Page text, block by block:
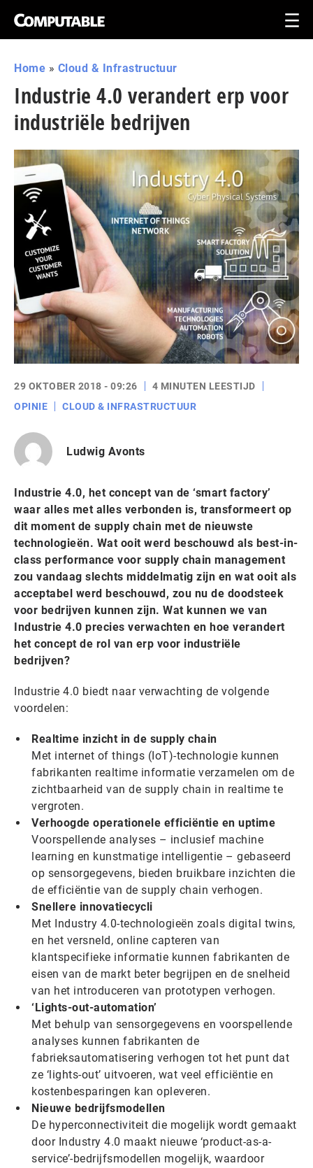
Home » Cloud & Infrastructuur
Industrie 4.0 verandert erp voor
industriële bedrijven
29 OKTOBER 2018 - 09:26
4 MINUTEN LEESTIJD
OPINIE
CLOUD & INFRASTRUCTUUR
Ludwig Avonts
Industrie 4.0, het concept van de ‘smart factory’
waar alles met alles verbonden is, transformeert op
dit moment de supply chain met de nieuwste
technologieën. Wat ooit werd beschouwd als best-in-
class performance voor supply chain management
zou vandaag slechts middelmatig zijn en wat ooit als
acceptabel werd beschouwd, zou nu de doodsteek
voor bedrijven kunnen zijn. Wat kunnen we van
Industrie 4.0 precies verwachten en hoe verandert
het concept de rol van erp voor industriële
bedrijven?
Industrie 4.0 biedt naar verwachting de volgende
voordelen:
Realtime inzicht in de supply chain
Met internet of things (IoT)-technologie kunnen
fabrikanten realtime informatie verzamelen om de
zichtbaarheid van de supply chain in realtime te
vergroten.
Verhoogde operationele efficiëntie en uptime
Voorspellende analyses – inclusief machine
learning en kunstmatige intelligentie – gebaseerd
op sensorgegevens, bieden bruikbare inzichten die
de efficiëntie van de supply chain verhogen.
Snellere innovatiecycli
Met Industry 4.0-technologieën zoals digital twins,
en het versneld, online capteren van
klantspecifieke informatie kunnen fabrikanten de
eisen van de markt beter begrijpen en de snelheid
van het introduceren van prototypen verhogen.
‘Lights-out-automation’
Met behulp van sensorgegevens en voorspellende
analyses kunnen fabrikanten de
fabrieksautomatisering verhogen tot het punt dat
ze ‘lights-out’ uitvoeren, wat veel efficiëntie en
kostenbesparingen kan opleveren.
Nieuwe bedrijfsmodellen
De hyperconnectiviteit die mogelijk wordt gemaakt
door Industry 4.0 maakt nieuwe ‘product-as-a-
service’-bedrijfsmodellen mogelijk, waardoor